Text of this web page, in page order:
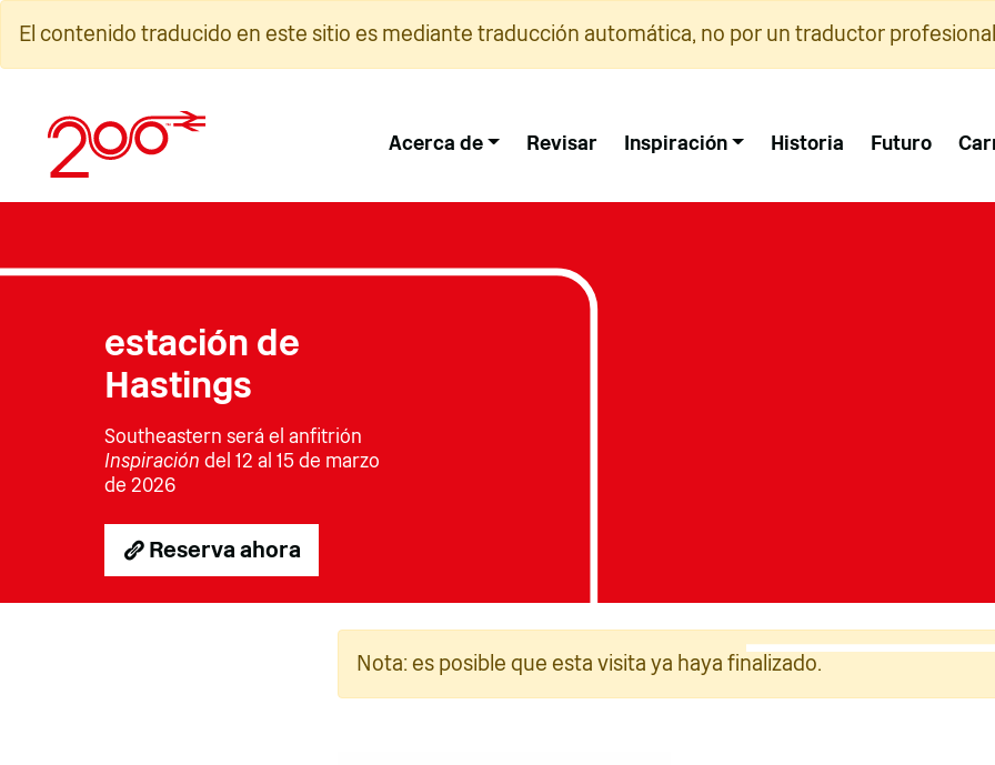
contenido
El contenido traducido en este sitio es mediante traducción automática, no por un traductor
Acerca de Revisar Inspiración Historia Futuro
estación de
Hastings
Southeastern será el anfitrión
Inspiración del 12 al 15 de marzo
de 2026
Reserva ahora
Nota: es posible que esta visita ya haya finalizado.